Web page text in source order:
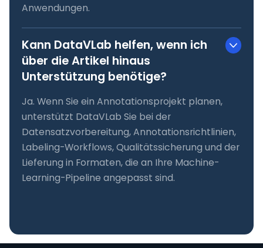
Anwendungen.
Kann DataVLab helfen, wenn ich
über die Artikel hinaus
Unterstützung benötige?
Ja. Wenn Sie ein Annotationsprojekt planen,
unterstützt DataVLab Sie bei der
Datensatzvorbereitung, Annotationsrichtlinien,
Labeling-Workflows, Qualitätssicherung und der
Lieferung in Formaten, die an Ihre Machine-
Learning-Pipeline angepasst sind.